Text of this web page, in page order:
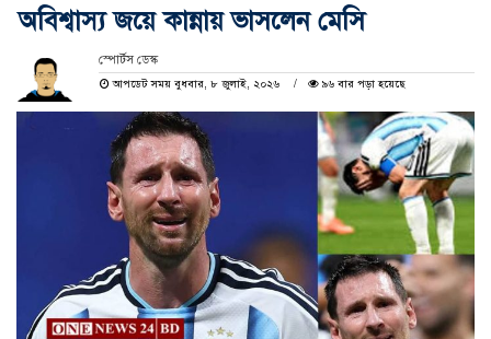
অবিশ্বাস্য জয়ে কান্নায় ভাসলেন মেসি
স্পোর্টস ডেস্ক
আপডেট সময় বুধবার, ৮ জুলাই, ২০২৬
৯৬ বার পড়া হয়েছে